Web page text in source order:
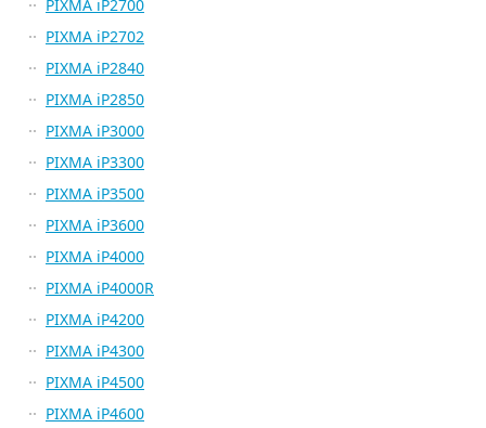
PIXMA iP2700
PIXMA iP2702
PIXMA iP2840
PIXMA iP2850
PIXMA iP3000
PIXMA iP3300
PIXMA iP3500
PIXMA iP3600
PIXMA iP4000
PIXMA iP4000R
PIXMA iP4200
PIXMA iP4300
PIXMA iP4500
PIXMA iP4600